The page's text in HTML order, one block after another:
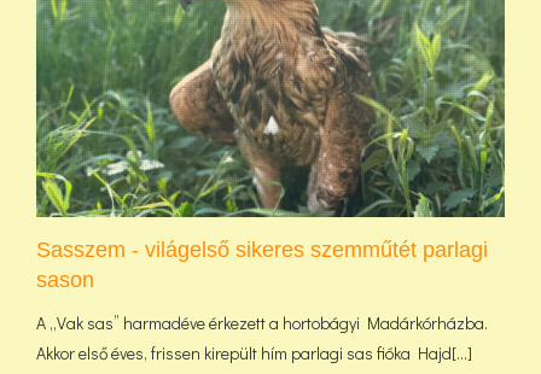
Sasszem - világelső sikeres szemműtét parlagi
sason
A „Vak sas” harmadéve érkezett a hortobágyi Madárkórházba.
Akkor első éves, frissen kirepült hím parlagi sas fióka Hajd[...]